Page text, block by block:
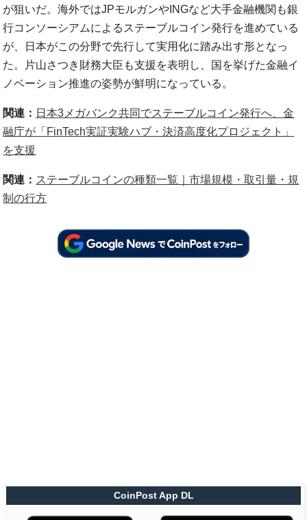
が狙いだ。海外ではJPモルガンやINGなど大手金融機関も銀
行コンソーシアムによるステーブルコイン発行を進めている
が、日本がこの分野で先行して実用化に踏み出す形となっ
た。片山さつき財務大臣も支援を表明し、国を挙げた金融イ
ノベーション推進の姿勢が鮮明になっている。
関連： 日本3メガバンク共同でステーブルコイン発行へ、金
融庁が「FinTech実証実験ハブ・決済高度化プロジェクト」
を支援
関連： ステーブルコインの種類一覧｜市場規模・取引量・規
制の行方
CoinPost App DL